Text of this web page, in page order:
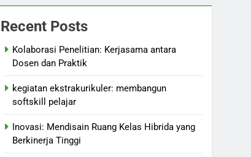
Recent Posts
Kolaborasi Penelitian: Kerjasama antara
Dosen dan Praktik
kegiatan ekstrakurikuler: membangun
softskill pelajar
Inovasi: Mendisain Ruang Kelas Hibrida yang
Berkinerja Tinggi